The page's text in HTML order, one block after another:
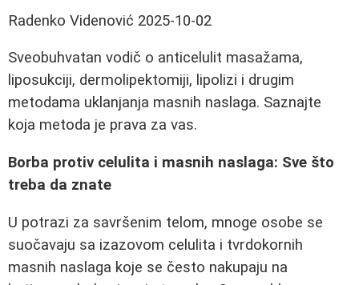
Radenko Videnović 2025-10-02
Sveobuhvatan vodič o anticelulit masažama,
liposukciji, dermolipektomiji, lipolizi i drugim
metodama uklanjanja masnih naslaga. Saznajte
koja metoda je prava za vas.
Borba protiv celulita i masnih naslaga: Sve što
treba da znate
U potrazi za savršenim telom, mnoge osobe se
suočavaju sa izazovom celulita i tvrdokornih
masnih naslaga koje se često nakupaju na